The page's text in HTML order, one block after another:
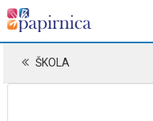
ŠKOLA